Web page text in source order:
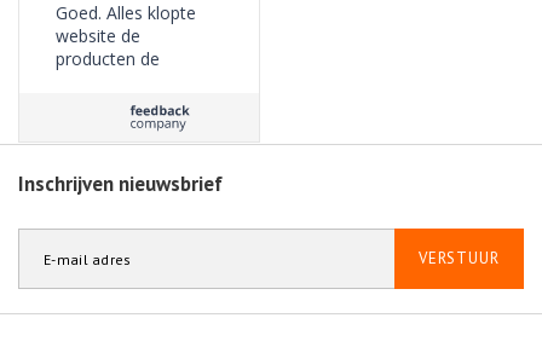
Goed. Alles klopte
website de
producten de
problemen ervaren.
Inschrijven nieuwsbrief
VERSTUUR